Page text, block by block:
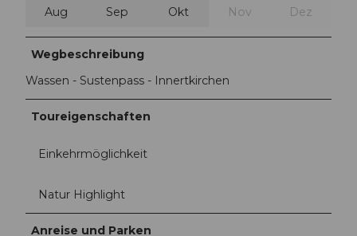
Aug Sep Okt Nov Dez
Wegbeschreibung
Wassen - Sustenpass - Innertkirchen
Toureigenschaften
Einkehrmöglichkeit
Natur Highlight
Anreise und Parken